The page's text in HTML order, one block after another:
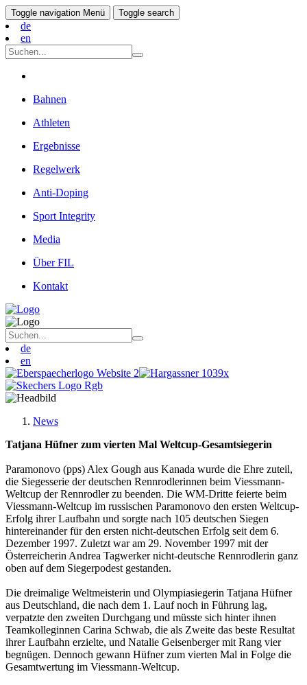
Toggle navigation Menü Toggle search
de
en
Bahnen
Athleten
Ergebnisse
Regelwerk
Anti-Doping
Sport Integrity
Media
Über FIL
Kontakt
de
en
News
Tatjana Hüfner zum vierten Mal Weltcup-Gesamtsiegerin
Paramonovo (pps) Alex Gough aus Kanada wurde die Ehre zuteil,
die Siegesserie der deutschen Rennrodlerinnen beim Viessmann-
Weltcup der Rennrodler zu beenden. Die WM-Dritte feierte beim
Viessmann-Weltcup im russischen Paramonovo den ersten Weltcup-
Erfolg ihrer Laufbahn und sorgte nach 105 deutschen Siegen
hintereinander für den ersten nicht-deutschen Erfolg seit dem 6.
Dezember 1997. Zuletzt war am 29. November 1997 mit der
Österreicherin Andrea Tagwerker nicht-deutsche Rennrodlerin ganz
oben auf dem Siegerpodest gestanden.
Die dreimalige Weltmeisterin und Olympiasiegerin Tatjana Hüfner
aus Deutschland, die nach dem 1. Lauf noch in Führung lag,
verpatzte den zweiten Durchgang und müsste sich hinter ihnen
Teamkolleginnen Carina Schwab, die als Zweite das beste Resultat
ihrer Laufbahn erzielte, und Natalie Geisenberger mit Rang vier
begnügen. Dennoch gewann Hüfner zum vierten Mal in Folge die
Gesamtwertung im Viessmann-Weltcup.